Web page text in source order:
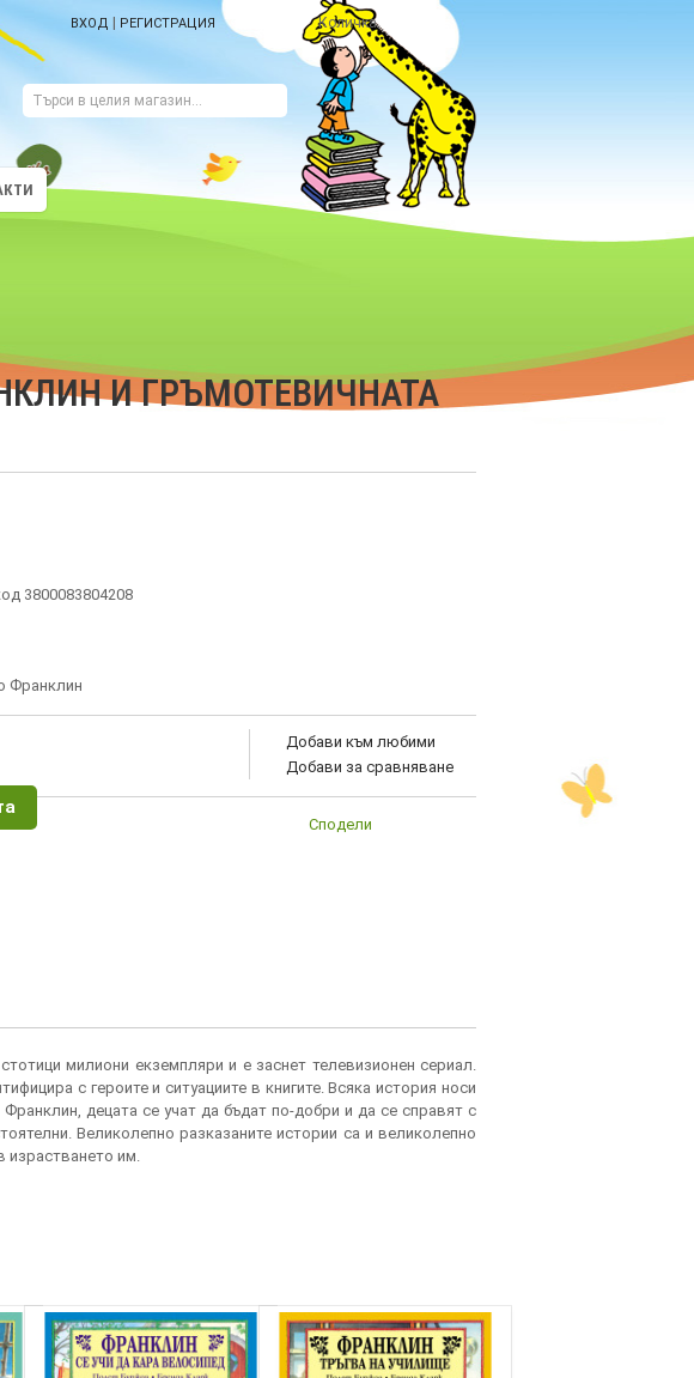
ВХОД | РЕГИСТРАЦИЯ Количка
И ГРЪМОТЕВИЧНАТА
3800083804208
Франклин
Добави към любими
Добави за сравняване
Сподели
милиони екземпляри и е заснет телевизионен сериал.
с героите и ситуациите в книгите. Всяка история носи
децата се учат да бъдат по-добри и да се справят с
Великолепно разказаните истории са и великолепно
израстването им.